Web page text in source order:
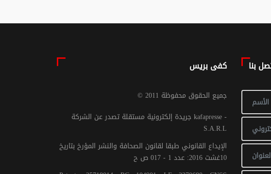
كفى بريس
© جميع الحقوق محفوظة 2011
جريدة إلكترونية مستقلة تصدر عن الشركة kafapresse -
S.A.R.L
الإيداع القانوني طبقا لقانون الصحافة والنشر المؤرخ بتاريخ
10غشت 2016: عدد 1 - 017 ص ح
بنا